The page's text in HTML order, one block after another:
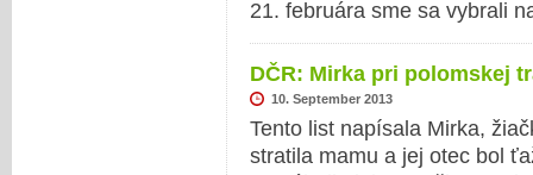
21. februára sme sa vybrali
DČR: Mirka pri polomskej
10. September 2013
Tento list napísala Mirka,
stratila mamu a jej otec bol